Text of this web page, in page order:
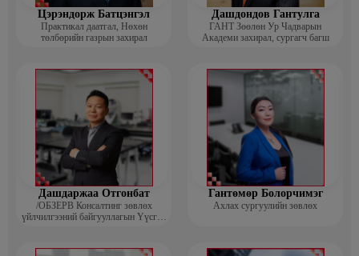
Цэрэндорж Батцэнгэл
Практикал даатгал, Нөхөн
төлбөрийн газрын захирал
Дашдондов Гантулга
ГАНТ Зөөлөн Ур Чадварын
Академи захирал, сургагч багш
Дашдаржаа Отгонбат
/ОБЗЕРВ Консалтинг зөвлөх
үйлчилгээний байгууллагын Үүсгэн
Гантөмөр Болорчимэг
Ахлах сургуулийн зөвлөх